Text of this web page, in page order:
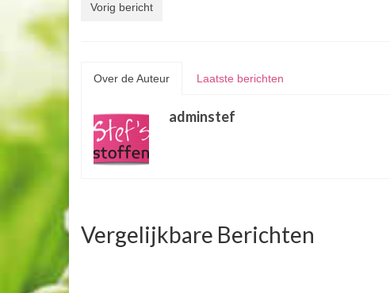
Vorig bericht
Over de Auteur Laatste berichten
adminstef
Vergelijkbare Berichten